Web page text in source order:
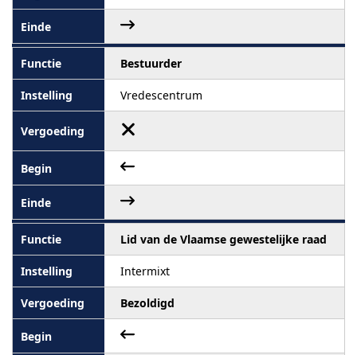
Bestuurder
Vredescentrum
Lid van de Vlaamse gewestelijke raad
Intermixt
Bezoldigd